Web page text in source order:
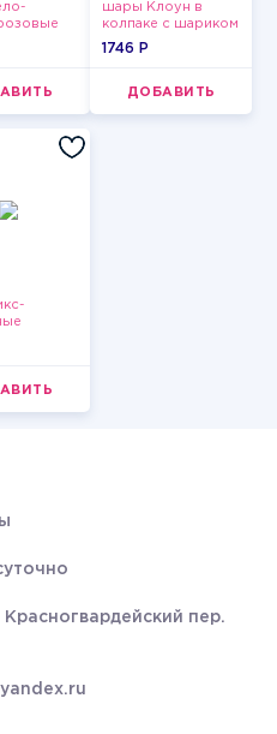
шары Клоун в
колпаке с шариком
1746 P
ДОБАВИТЬ
пер.